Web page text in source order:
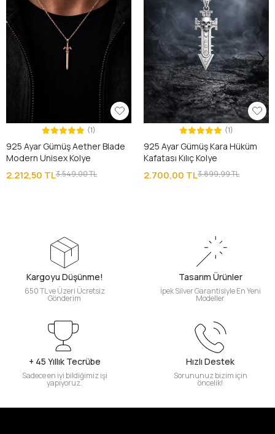
(1)
925 Ayar Gümüş Aether Blade
Modern Unisex Kolye
2.212,50 TL3.549,00 TL
(1)
925 Ayar Gümüş Kara Hüküm
Kafatası Kılıç Kolye
2.700,00 TL3.899,99 TL
Kargoyu Düşünme!
650 TL ve Üzeri Ücretsiz
Gönderim
Tasarım Ürünler
İpek Silver Garantisiyle En Yeni
Modeller
+ 45 Yıllık Tecrübe
Sadece en iyi bildiğimiz işi
yapıyoruz.
Hızlı Destek
Sorununuz bizim için
öncelik!